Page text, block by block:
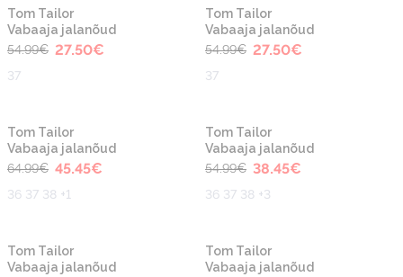
-50%
Tom Tailor
Vabaaja jalanõud
54.99€ 27.50€
37
-50%
Tom Tailor
Vabaaja jalanõud
54.99€ 27.50€
37
-30%
Tom Tailor
Vabaaja jalanõud
64.99€ 45.45€
36 37 38 +1
-30%
Tom Tailor
Vabaaja jalanõud
54.99€ 38.45€
36 37 38 +3
-30%
Tom Tailor
Vabaaja jalanõud
-40%
Tom Tailor
Vabaaja jalanõud